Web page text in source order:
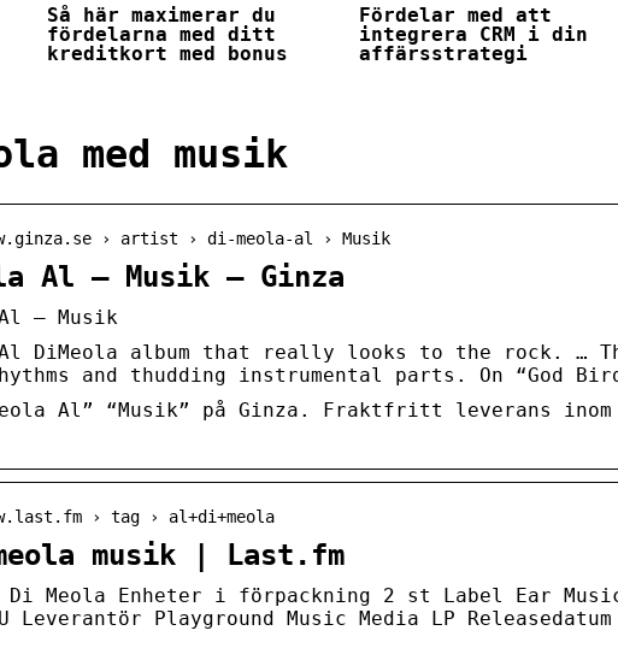
Så här maximerar du
fördelarna med ditt
kreditkort med bonus
Fördelar med att
integrera CRM i din
affärsstrategi
med musik
› artist › di-meola-al › Musik
Al – Musik – Ginza
– Musik
DiMeola album that really looks to the rock. …
and thudding instrumental parts. On “God
Al” “Musik” på Ginza. Fraktfritt leverans
› tag › al+di+meola
musik | Last.fm
Meola Enheter i förpackning 2 st Label Ear
Leverantör Playground Music Media LP